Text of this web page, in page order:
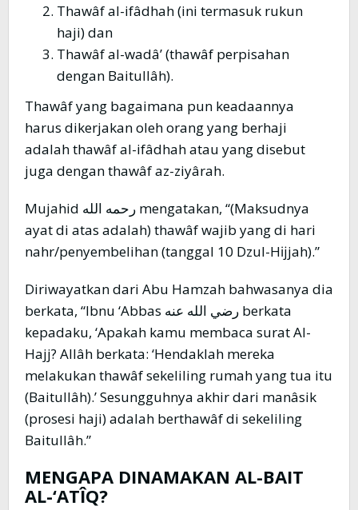
Thawâf al-ifâdhah (ini termasuk rukun
haji) dan
Thawâf al-wadâ’ (thawâf perpisahan
dengan Baitullâh).
Thawâf yang bagaimana pun keadaannya
harus dikerjakan oleh orang yang berhaji
adalah thawâf al-ifâdhah atau yang disebut
juga dengan thawâf az-ziyârah.
Mujahid رحمه الله mengatakan, “(Maksudnya
ayat di atas adalah) thawâf wajib yang di hari
nahr/penyembelihan (tanggal 10 Dzul-Hĳjah).”
Diriwayatkan dari Abu Hamzah bahwasanya dia
berkata, “Ibnu ‘Abbas رضي الله عنه berkata
kepadaku, ‘Apakah kamu membaca surat Al-
Hajj? Allâh berkata: ‘Hendaklah mereka
melakukan thawâf sekeliling rumah yang tua itu
(Baitullâh).’ Sesungguhnya akhir dari manâsik
(prosesi haji) adalah berthawâf di sekeliling
Baitullâh.”
MENGAPA DINAMAKAN AL-BAIT
AL-‘ATÎQ?